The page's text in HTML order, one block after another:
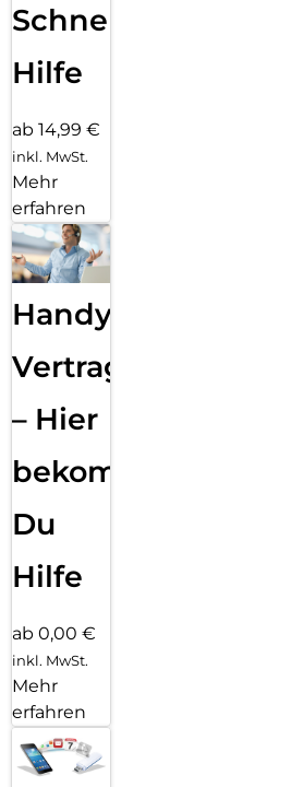
Schnelle
Hilfe
ab 14,99 €
inkl. MwSt.
Mehr
erfahren
Handy
Vertragsabwicklung
– Hier
bekommst
Du
Hilfe
ab 0,00 €
inkl. MwSt.
Mehr
erfahren